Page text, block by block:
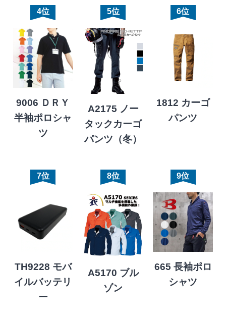
4位
9006 ＤＲＹ
半袖ポロシャ
ツ
5位
A2175 ノー
タックカーゴ
パンツ（冬）
6位
1812 カーゴ
パンツ
7位
TH9228 モバ
イルバッテリ
ー
8位
A5170 ブル
ゾン
9位
665 長袖ポロ
シャツ